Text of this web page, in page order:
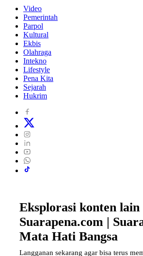
Video
Pemerintah
Parpol
Kultural
Ekbis
Olahraga
Intekno
Lifestyle
Pena Kita
Sejarah
Hukrim
Eksplorasi konten
Suarapena.com |
Mata Hati Bangsa
Langganan sekarang agar bisa terus